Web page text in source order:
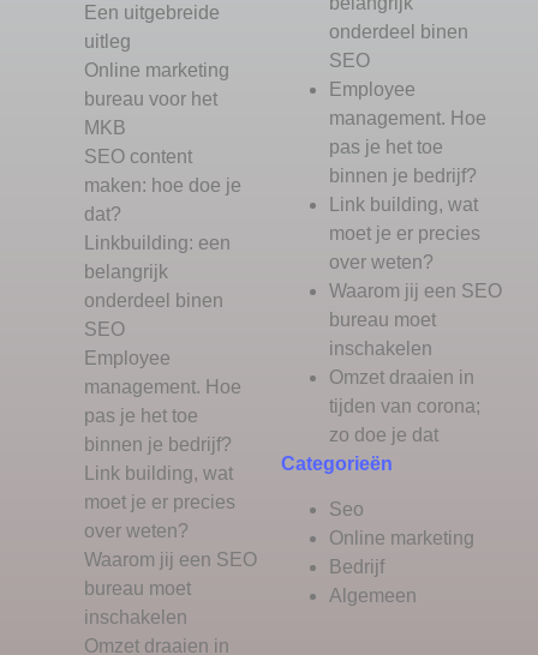
Een uitgebreide
uitleg
Online marketing
bureau voor het
MKB
SEO content
maken: hoe doe je
dat?
Linkbuilding: een
belangrijk
onderdeel binen
SEO
Employee
management. Hoe
pas je het toe
binnen je bedrijf?
Link building, wat
moet je er precies
over weten?
Waarom jij een SEO
bureau moet
inschakelen
Omzet draaien in
onderdeel binen
SEO
Employee
management. Hoe
pas je het toe
binnen je bedrijf?
Link building, wat
moet je er precies
over weten?
Waarom jij een SEO
bureau moet
inschakelen
Omzet draaien in
tijden van corona;
zo doe je dat
Categorieën
Seo
Online marketing
Bedrijf
Algemeen